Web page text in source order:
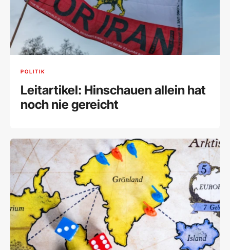
POLITIK
Leitartikel: Hinschauen allein hat
noch nie gereicht